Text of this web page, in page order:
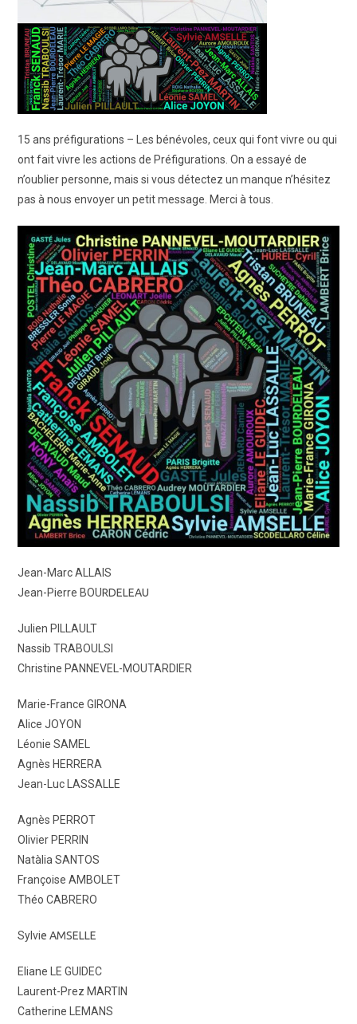
15 ans préfigurations – Les bénévoles, ceux qui font vivre ou qui
ont fait vivre les actions de Préfigurations. On a essayé de
n’oublier personne, mais si vous détectez un manque n’hésitez
pas à nous envoyer un petit message. Merci à tous.
Jean-Marc ALLAIS
Jean-Pierre BOURDELEAU
Julien PILLAULT
Nassib TRABOULSI
Christine PANNEVEL-MOUTARDIER
Marie-France GIRONA
Alice JOYON
Léonie SAMEL
Agnès HERRERA
Jean-Luc LASSALLE
Agnès PERROT
Olivier PERRIN
Natàlia SANTOS
Françoise AMBOLET
Théo CABRERO
Sylvie AMSELLE
Eliane LE GUIDEC
Laurent-Prez MARTIN
Catherine LEMANS